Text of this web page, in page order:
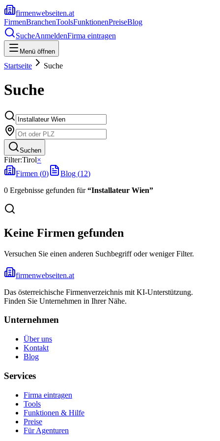
firmenwebseiten.at
FirmenBranchenToolsFunktionenPreiseBlog
SucheAnmeldenFirma eintragen
Menü öffnen
Startseite Suche
Suche
Suchen
Filter:Tirol×
Firmen (0) Blog (12)
0 Ergebnisse gefunden für“Installateur Wien”
Keine Firmen gefunden
Versuchen Sie einen anderen Suchbegriff oder weniger Filter.
firmenwebseiten.at
Das österreichische Firmenverzeichnis mit KI-Unterstützung.
Finden Sie Unternehmen in Ihrer Nähe.
Unternehmen
Über uns
Kontakt
Blog
Services
Firma eintragen
Tools
Funktionen & Hilfe
Preise
Für Agenturen